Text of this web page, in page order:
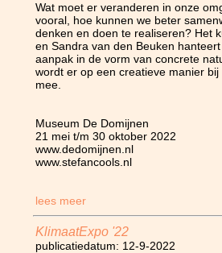
Wat moet er veranderen in onze
vooral, hoe kunnen we beter
denken en doen te realiseren? Het
en Sandra van den Beuken
aanpak in de vorm van concrete
wordt er op een creatieve manier
mee.
Museum De Domijnen
21 mei t/m 30 oktober 2022
www.dedomijnen.nl
www.stefancools.nl
lees meer
KlimaatExpo '22
publicatiedatum: 12-9-2022